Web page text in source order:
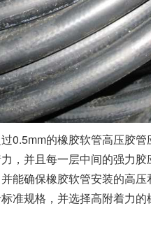
0.5mm的橡胶软管高压胶
，并且每一层中间的强力
能确保橡胶软管安装的高
准规格，并选择高附着力